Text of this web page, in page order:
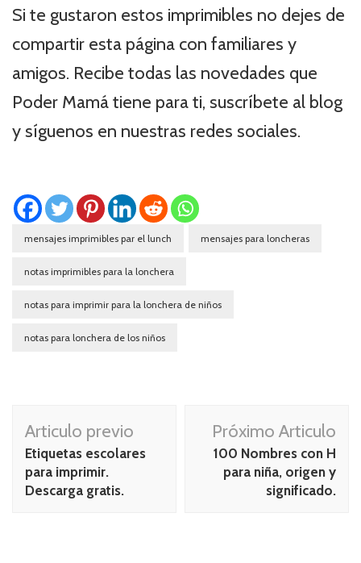
Si te gustaron estos imprimibles no dejes de
compartir esta página con familiares y
amigos. Recibe todas las novedades que
Poder Mamá tiene para ti, suscríbete al blog
y síguenos en nuestras redes sociales.
mensajes imprimibles par el lunch mensajes para loncheras
notas imprimibles para la lonchera
notas para imprimir para la lonchera de niños
notas para lonchera de los niños
Navegación
de
publicación
Articulo previo
Etiquetas escolares
para imprimir.
Descarga gratis.
Próximo Articulo
100 Nombres con H
para niña, origen y
significado.